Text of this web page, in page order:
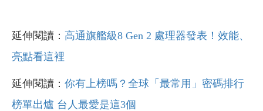
延伸閱讀： 高通旗艦級8 Gen 2 處理器發表！效能、
亮點看這裡
延伸閱讀： 你有上榜嗎？全球「最常用」密碼排行
榜單出爐 台人最愛是這3個